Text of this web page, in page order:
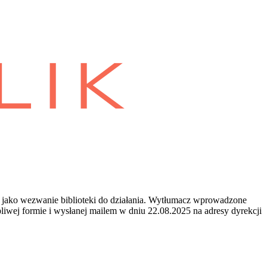
wezwanie biblioteki do działania. Wytłumacz wprowadzone
formie i wysłanej mailem w dniu 22.08.2025 na adresy dyrekcji